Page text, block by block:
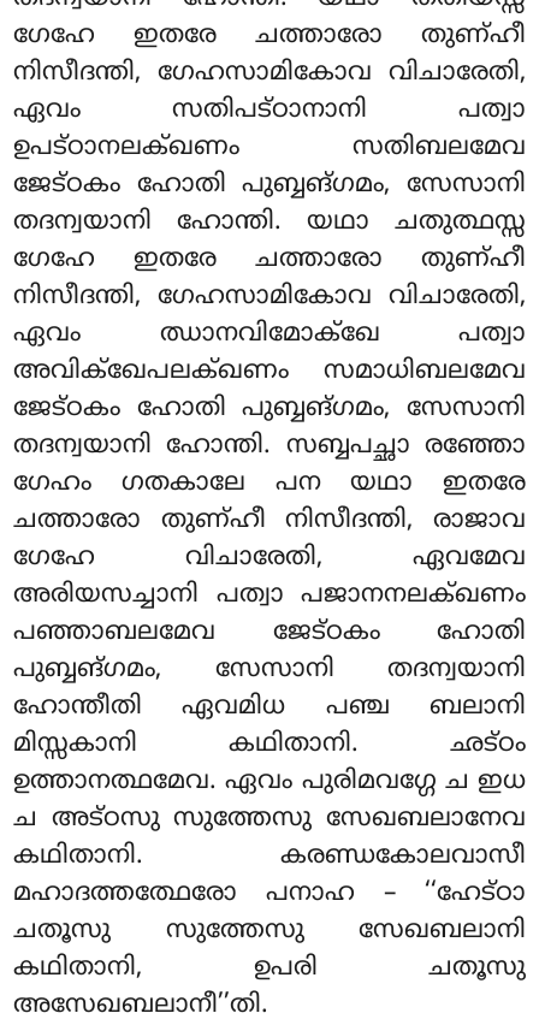
ഗേഹേ ഇതരേ ചത്താരോ തുണ്ഹീ
നിസീദന്തി, ഗേഹസാമികോവ വിചാരേതി,
ഏവം സതിപട്ഠാനാനി പത്വാ
ഉപട്ഠാനലക്ഖണം സതിബലമേവ
ജേട്ഠകം ഹോതി പുബ്ബങ്ഗമം, സേസാനി
തദന്വയാനി ഹോന്തി. യഥാ ചതുത്ഥസ്സ
ഗേഹേ ഇതരേ ചത്താരോ തുണ്ഹീ
നിസീദന്തി, ഗേഹസാമികോവ വിചാരേതി,
ഏവം ഝാനവിമോക്ഖേ പത്വാ
അവിക്ഖേപലക്ഖണം സമാധിബലമേവ
ജേട്ഠകം ഹോതി പുബ്ബങ്ഗമം, സേസാനി
തദന്വയാനി ഹോന്തി. സബ്ബപച്ഛാ രഞ്ഞോ
ഗേഹം ഗതകാലേ പന യഥാ ഇതരേ
ചത്താരോ തുണ്ഹീ നിസീദന്തി, രാജാവ
ഗേഹേ വിചാരേതി, ഏവമേവ
അരിയസച്ചാനി പത്വാ പജാനനലക്ഖണം
പഞ്ഞാബലമേവ ജേട്ഠകം ഹോതി
പുബ്ബങ്ഗമം, സേസാനി തദന്വയാനി
ഹോന്തീതി ഏവമിധ പഞ്ച ബലാനി
മിസ്സകാനി കഥിതാനി. ഛട്ഠം
ഉത്താനത്ഥമേവ. ഏവം പുരിമവഗ്ഗേ ച ഇധ
ച അട്ഠസു സുത്തേസു സേഖബലാനേവ
കഥിതാനി. കരണ്ഡകോലവാസീ
മഹാദത്തത്ഥേരോ പനാഹ – ‘‘ഹേട്ഠാ
ചതൂസു സുത്തേസു സേഖബലാനി
കഥിതാനി, ഉപരി ചതൂസു
അസേഖബലാനീ’’തി.